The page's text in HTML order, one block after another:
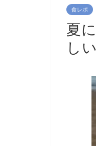
食レポ
夏
し